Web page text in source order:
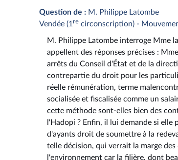
Question de : M. Philippe Latombe
Vendée (1 re circonscription) -
M. Philippe Latombe interroge Mme
appellent des réponses précises :
arrêts du Conseil d'État et de la
contrepartie du droit pour les
réelle rémunération, terme
socialisée et fiscalisée comme un
cette méthode sont-elles bien des
l'Hadopi ? Enfin, il lui demande si
d'ayants droit de soumettre à la
telle décision, qui verrait la marge
l'environnement car la filière, dont